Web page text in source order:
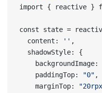
import { reactive }
const state =
  content:
'' ,
  shadowStyle: {
    backgroundImage:
    paddingTop:
"0" ,
    marginTop: